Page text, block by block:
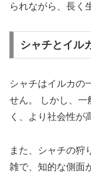
られながら、長く
シャチとイル
シャチはイルカの
せん。 しかし、一
く、より社会性が
また、シャチの狩
雑で、知的な側面